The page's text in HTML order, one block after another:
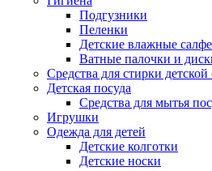
Подгузники
Пеленки
Детские влажные
Ватные палочки и
Средства для стирки
Детская посуда
Средства для мытья
Игрушки
Одежда для детей
Детские колготки
Детские носки